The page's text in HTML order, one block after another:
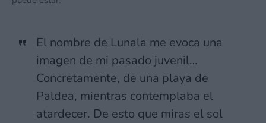
El nombre de Lunala me evoca una
imagen de mi pasado juvenil…
Concretamente, de una playa de
Paldea, mientras contemplaba el
atardecer. De esto que miras el sol